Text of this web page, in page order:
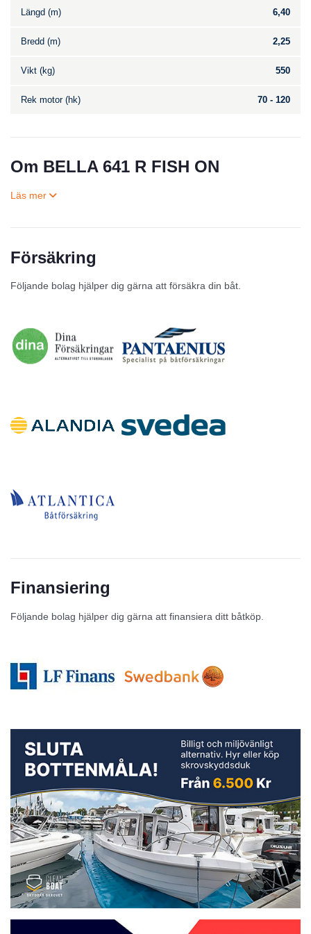
Längd (m) 6,40
Bredd (m) 2,25
Vikt (kg) 550
Rek motor (hk) 70 - 120
Om BELLA 641 R FISH ON
Försäkring
Följande bolag hjälper dig gärna att försäkra din båt.
Finansiering
Följande bolag hjälper dig gärna att finansiera ditt båtköp.